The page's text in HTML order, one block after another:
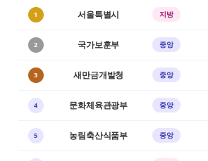
1 서울특별시 지방
2 국가보훈부 중앙
3 새만금개발청 중앙
4 문화체육관광부 중앙
5 농림축산식품부 중앙